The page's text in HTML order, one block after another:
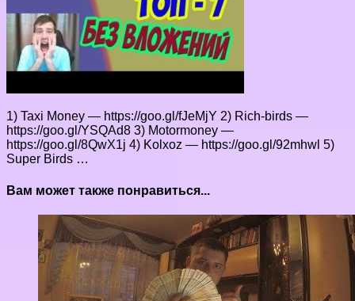
1) Taxi Money — https://goo.gl/fJeMjY 2) Rich-birds —
https://goo.gl/YSQAd8 3) Motormoney —
https://goo.gl/8QwX1j 4) Kolxoz — https://goo.gl/92mhwl 5)
Super Birds …
Вам может также понравиться...